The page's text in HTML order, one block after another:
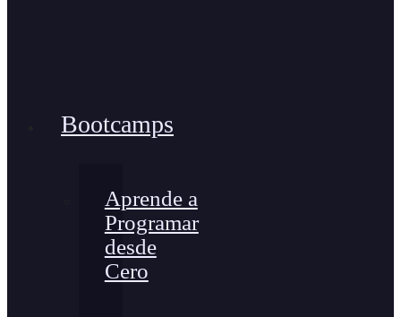
Bootcamps
Aprende a
Programar
desde
Cero